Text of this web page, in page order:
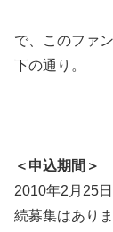
で、このファ
下の通り。
＜申込期間＞
2010年2月25
続募集はありま